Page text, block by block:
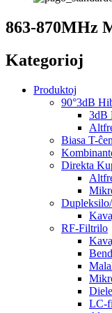
863-870MHz
Kategorioj
Produktoj
90°3dB
3dB
Biasa T-
Direkta
RF-Filtrilo
LC-